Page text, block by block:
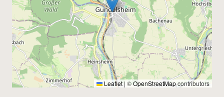
Leaflet | ©OpenStreetMapcontributors